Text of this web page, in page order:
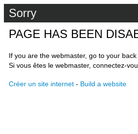
Sorry
PAGE HAS BEEN
If you are the webmaster, go to your
Si vous êtes le webmaster, connectez-
Créer un site internet - Build a website